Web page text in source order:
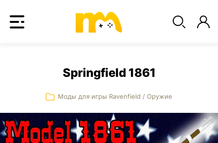
Springfield 1861
Моды для игры Ravenfield / Оружие